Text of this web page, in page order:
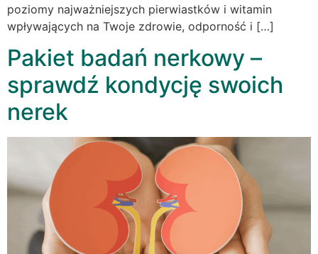
poziomy najważniejszych pierwiastków i witamin
wpływających na Twoje zdrowie, odporność i […]
Pakiet badań nerkowy –
sprawdź kondycję swoich
nerek